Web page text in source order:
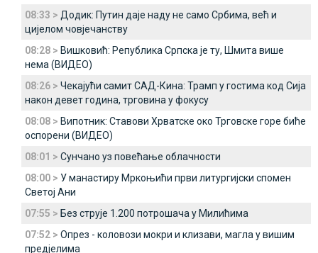
08:33 > Додик: Путин даје наду не само Србима, већ и
цијелом човјечанству
08:28 > Вишковић: Република Српска је ту, Шмита више
нема (ВИДЕО)
08:26 > Чекајући самит САД-Кина: Трамп у гостима код Сија
након девет година, трговина у фокусу
08:08 > Випотник: Ставови Хрватске око Трговске горе биће
оспорени (ВИДЕО)
08:01 > Сунчано уз повећање облачности
08:00 > У манастиру Мркоњићи први литургијски спомен
Светој Ани
07:55 > Без струје 1.200 потрошача у Милићима
07:52 > Опрез - коловози мокри и клизави, магла у вишим
предјелима